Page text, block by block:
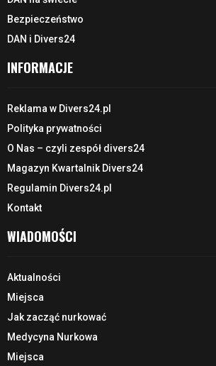
Bezpieczeństwo
DAN i Divers24
INFORMACJE
Reklama w Divers24.pl
Polityka prywatności
O Nas – czyli zespół divers24
Magazyn Kwartalnik Divers24
Regulamin Divers24.pl
Kontakt
WIADOMOŚCI
Aktualności
Miejsca
Jak zacząć nurkować
Medycyna Nurkowa
Miejsca